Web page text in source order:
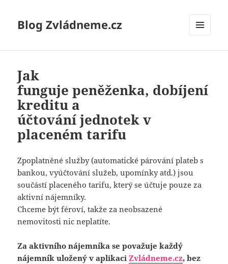
Blog Zvládneme.cz
Jak
funguje peněženka, dobíjení
kreditu a
účtování jednotek v
placeném tarifu
Zpoplatněné služby (automatické párování plateb s
bankou, vyúčtování služeb, upomínky atd.) jsou
součástí placeného tarifu, který se účtuje pouze za
aktivní nájemníky.
Chceme být féroví, takže za neobsazené
nemovitosti nic neplatíte.
Za aktivního nájemníka se považuje každý
nájemník uložený v aplikaciZvládneme.cz, bez